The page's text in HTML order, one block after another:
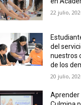
22 julio,
del
nuestros
de los
20 julio,
Aprender